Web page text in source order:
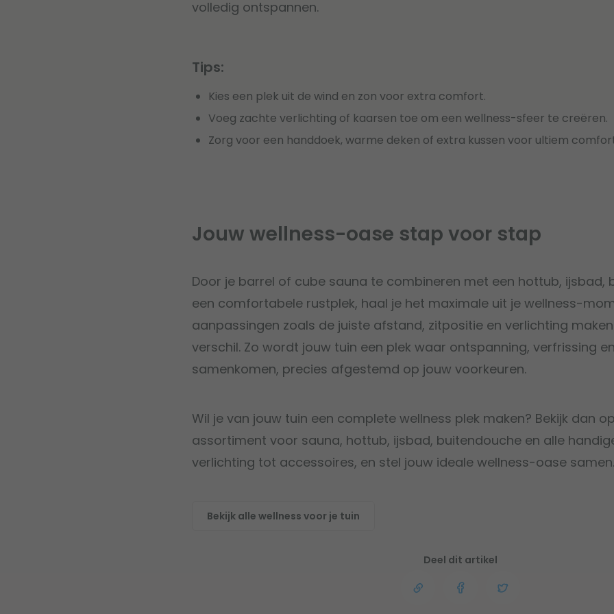
volledig ontspannen.
Tips:
Kies een plek uit de wind en zon voor extra comfort.
Voeg zachte verlichting of kaarsen toe om een wellness-sfeer te creëren.
Zorg voor een handdoek, warme deken of extra kussen voor ultiem
Jouw wellness-oase stap voor stap
Door je barrel of cube sauna te combineren met een hottub, ijsbad,
een comfortabele rustplek, haal je het maximale uit je wellness-
aanpassingen zoals de juiste afstand, zitpositie en verlichting
verschil. Zo wordt jouw tuin een plek waar ontspanning, verfrissing
samenkomen, precies afgestemd op jouw voorkeuren.
Wil je van jouw tuin een complete wellness plek maken? Bekijk dan
assortiment voor sauna, hottub, ijsbad, buitendouche en alle
verlichting tot accessoires, en stel jouw ideale wellness-oase samen.
Bekijk alle wellness voor je tuin
Deel dit artikel